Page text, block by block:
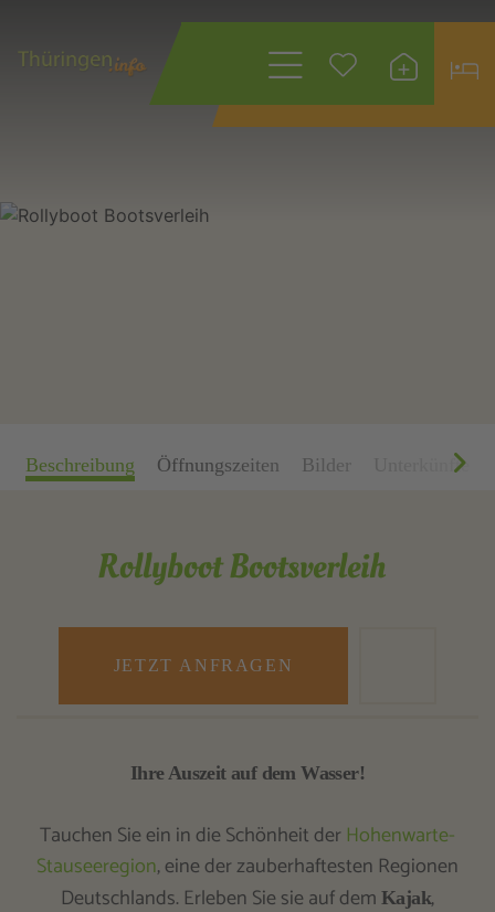
Wonach suchen
Beschreibung Öffnungszeiten Bilder Unterkünfte
Rollyboot Bootsverleih
JETZT ANFRAGEN
Ihre Auszeit auf dem Wasser!
Tauchen Sie ein in die Schönheit der Hohenwarte-
Stauseeregion, eine der zauberhaftesten Regionen
Deutschlands. Erleben Sie sie auf dem Kajak,